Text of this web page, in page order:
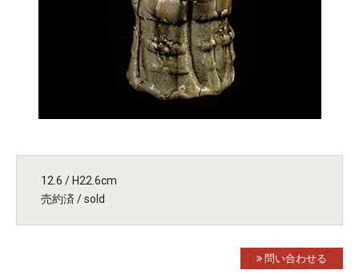
12.6 / H22.6cm
売約済 / sold
問い合わせる